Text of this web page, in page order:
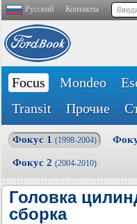
Русский Контакты
Focus Mondeo
Transit
Прочие
Фокус 1 (1998-2004)
Фокус 2 (2004-2010)
Головка
сборка